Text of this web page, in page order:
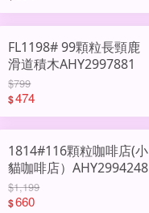
FL1198# 99顆粒長頸鹿
滑道積木AHY2997881
$799
$474
1814#116顆粒咖啡店(小
貓咖啡店）AHY2994248
$1,199
$660